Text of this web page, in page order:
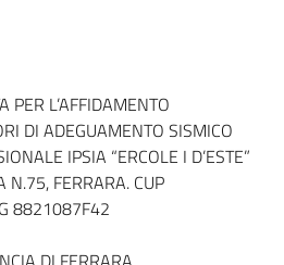
PER L’AFFIDAMENTO
DI ADEGUAMENTO SISMICO
IPSIA “ERCOLE I D’ESTE”
N.75, FERRARA. CUP
8821087F42